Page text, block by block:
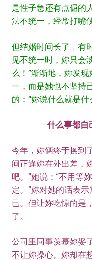
是性子急还有点倔的
法不统一，经常打嘴
但结婚时间长了，有
见不统一时，妳只会
么！”渐渐地，妳发
一，而是她也不坚持
的：“妳说什么就是什
什么事都自
今年，妳俩终于换到
间正逢妳在外出差，
吧。”她说：“不用等
定。”妳对她的话表
已。但让妳吃惊的是
了。
公司里同事羡慕妳娶
不让妳操心。妳却在